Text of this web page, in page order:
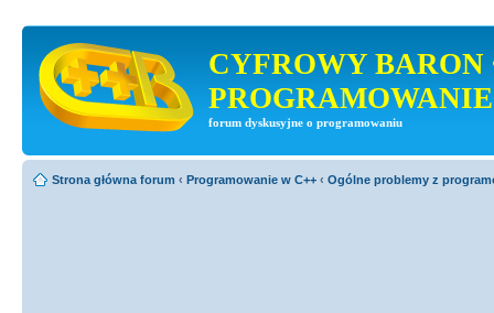
CYFROWY BARON
PROGRAMOWANIE
forum dyskusyjne o programowaniu
Strona główna forum ‹ Programowanie w C++ ‹ Ogólne problemy z